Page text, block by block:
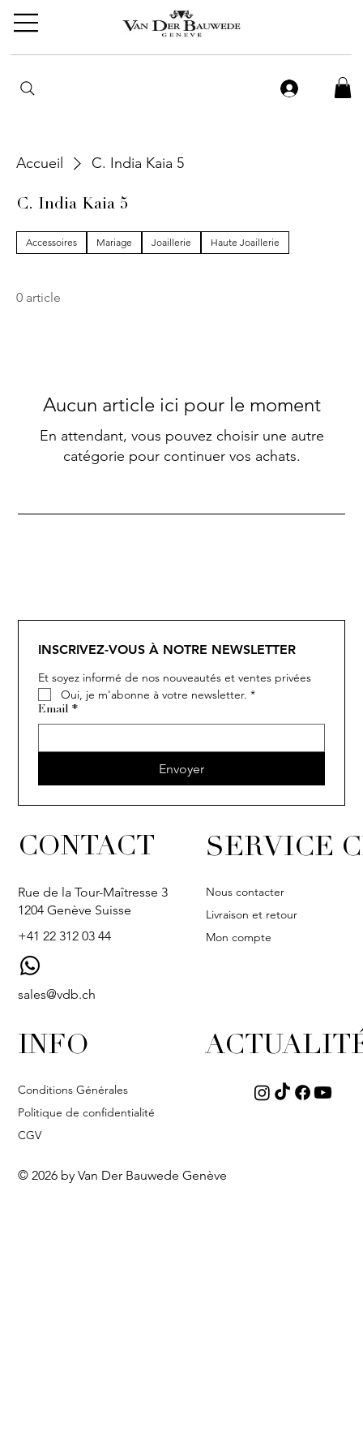
Accueil C. India Kaia 5
C. India Kaia 5
Accessoires Mariage Joaillerie Haute Joaillerie
0 article
Aucun article ici pour le moment
En attendant, vous pouvez choisir une autre
catégorie pour continuer vos achats.
INSCRIVEZ-VOUS À NOTRE NEWSLETTER
Et soyez informé de nos nouveautés et ventes privées
Oui, je m'abonne à votre newsletter. *
Email *
Envoyer
CONTACT
Rue de la Tour-Maîtresse 3
1204 Genève Suisse
+41 22 312 03 44
sales@vdb.ch
SERVICE
Nous contacter
Livraison et retour
Mon compte
INFO
Conditions Générales
Politique de confidentialité
CGV
© 2026 by Van Der Bauwede Genève